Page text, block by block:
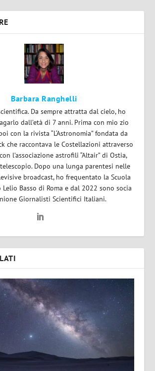
Barbara Ranghelli
Da sempre attratta dal cielo, ho
dall’età di 7 anni. Prima con mio zio
con la rivista “L‘Astronomia” fondata da
che raccontava le Costellazioni attraverso
l’associazione astrofili “Altair” di Ostia,
Dopo una lunga parentesi nelle
broadcast, ho frequentato la Scuola
Basso di Roma e dal 2022 sono socia
Giornalisti Scientifici Italiani.